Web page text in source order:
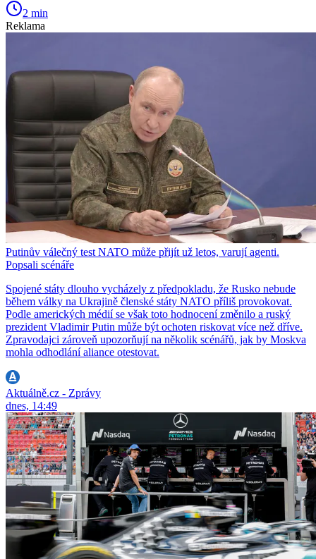
2 min
Reklama
Putinův válečný test NATO může přijít už letos, varují agenti.
Popsali scénáře
Spojené státy dlouho vycházely z předpokladu, že Rusko nebude
během války na Ukrajině členské státy NATO příliš provokovat.
Podle amerických médií se však toto hodnocení změnilo a ruský
prezident Vladimir Putin může být ochoten riskovat více než dříve.
Zpravodajci zároveň upozorňují na několik scénářů, jak by Moskva
mohla odhodlání aliance otestovat.
Aktuálně.cz - Zprávy
dnes, 14:49